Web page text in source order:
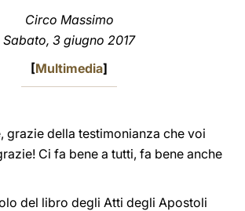
Circo Massimo
Sabato, 3 giugno 2017
[Multimedia]
grazie della testimonianza che voi
Ci fa bene a tutti, fa bene anche
del libro degli Atti degli Apostoli